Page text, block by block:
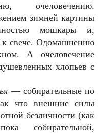
очеловечению.
зимней картины
мошкары и,
к свече. Одомашнению
А очеловечение
хлопьев с
— собирательные по
что внешние силы
безличности (как
собирательной,